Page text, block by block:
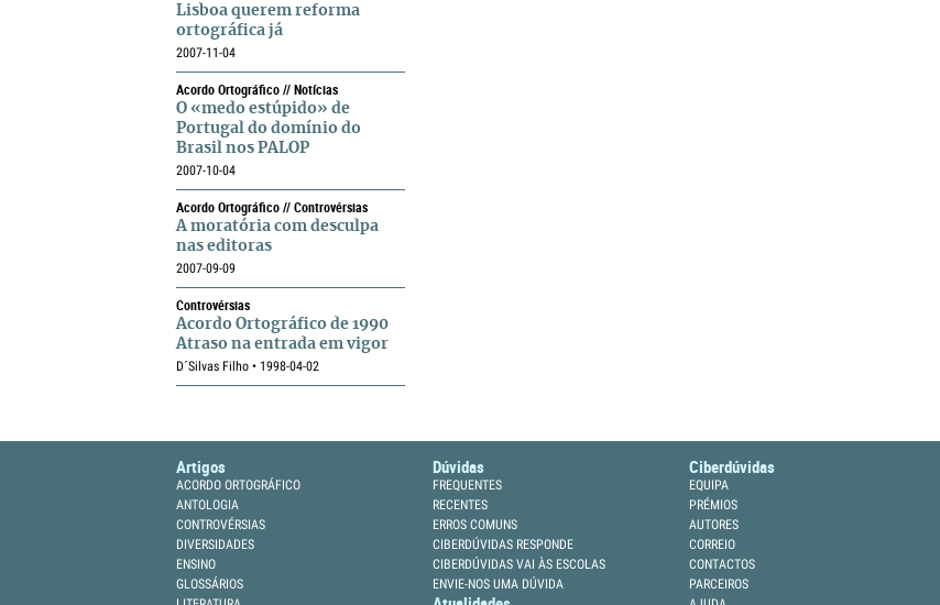
Lisboa querem reforma
ortográfica já
2007-11-04
Acordo Ortográfico // Notícias
O «medo estúpido» de
Portugal do domínio do
Brasil nos PALOP
2007-10-04
Acordo Ortográfico // Controvérsias
A moratória com desculpa
nas editoras
2007-09-09
Controvérsias
Acordo Ortográfico de 1990
Atraso na entrada em vigor
D´Silvas Filho • 1998-04-02
Artigos
ACORDO ORTOGRÁFICO
ANTOLOGIA
CONTROVÉRSIAS
DIVERSIDADES
ENSINO
GLOSSÁRIOS
Dúvidas
FREQUENTES
RECENTES
ERROS COMUNS
CIBERDÚVIDAS RESPONDE
CIBERDÚVIDAS VAI ÀS ESCOLAS
ENVIE-NOS UMA DÚVIDA
Ciberdúvidas
EQUIPA
PRÉMIOS
AUTORES
CORREIO
CONTACTOS
PARCEIROS